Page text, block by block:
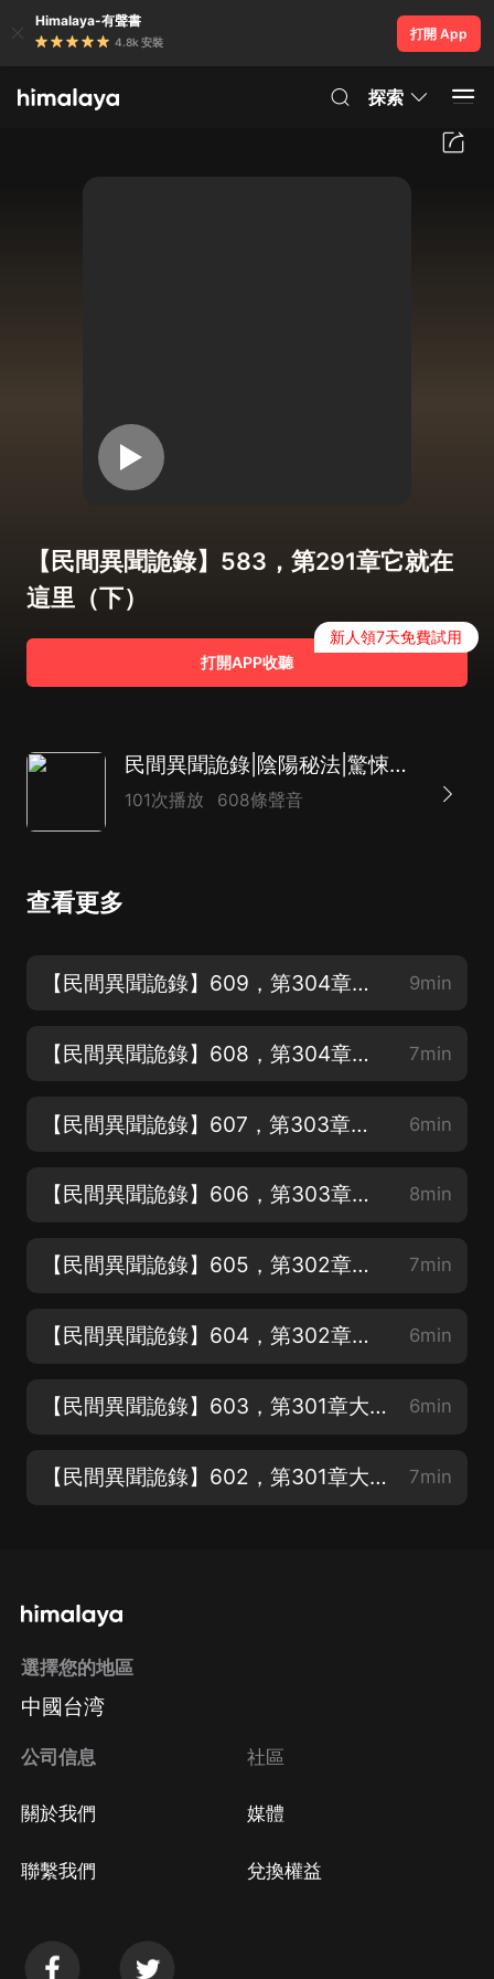
Himalaya-有聲書
4.8k 安裝
打開 App
探索
【民間異聞詭錄】583，第291章它就在
這里（下）
打開APP收聽
新人領7天免費試用
民間異聞詭錄|陰陽秘法|驚悚奇幻|風水秘術|新評書|聖創軒宸朝璋播講
101次播放 608條聲音
查看更多
【民間異聞詭錄】609，第304章青銅門后（完） 9min
【民間異聞詭錄】608，第304章青銅門后（上） 7min
【民間異聞詭錄】607，第303章前往昆侖山（上） 6min
【民間異聞詭錄】606，第303章前往昆侖山（上） 8min
【民間異聞詭錄】605，第302章奇怪的笑容（下） 7min
【民間異聞詭錄】604，第302章奇怪的笑容（上） 6min
【民間異聞詭錄】603，第301章大水衝了龍王廟（下） 6min
【民間異聞詭錄】602，第301章大水衝了龍王廟（上） 7min
選擇您的地區
中國台湾
公司信息
關於我們
聯繫我們
社區
媒體
兌換權益